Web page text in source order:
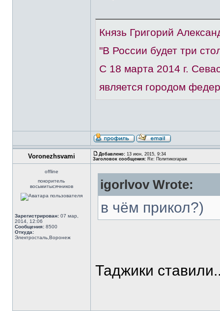
Князь Григорий
"В России будет три
С 18 марта 2014 г.
является городом
Voronezhsvami Добавлено: 13 июн, 2015, 9:34
Заголовок сообщения: Re: Политикогараж
offline
покоритель
восьмитысячников
Зарегистрирован: 07 мар,
2014, 12:06
Сообщения: 8500
Откуда:
Электросталь,Воронеж
igorlvov Wrote:
в чём прикол?)
Таджики